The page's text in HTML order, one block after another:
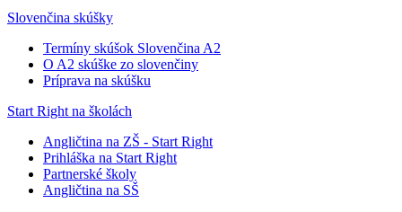
Slovenčina skúšky
Termíny skúšok Slovenčina A2
O A2 skúške zo slovenčiny
Príprava na skúšku
Start Right na školách
Angličtina na ZŠ - Start Right
Prihláška na Start Right
Partnerské školy
Angličtina na SŠ